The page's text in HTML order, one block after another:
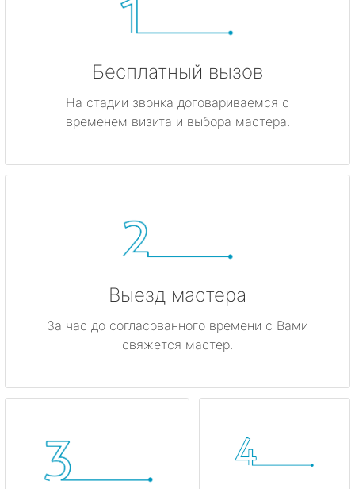
Бесплатный вызов
На стадии звонка договариваемся с
временем визита и выбора мастера.
Выезд мастера
За час до согласованного времени с Вами
свяжется мастер.